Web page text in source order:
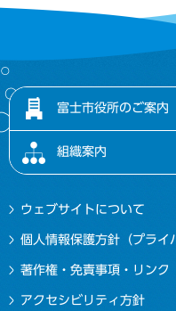
富士市役所のご案内
組織案内
ウェブサイトについて
個人情報保護方針（プライ
著作権・免責事項・リンク
アクセシビリティ方針